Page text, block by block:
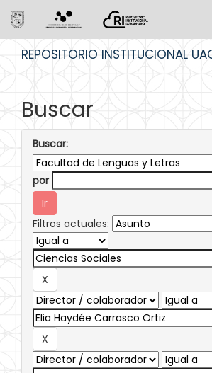
REPOSITORIO INSTITUCIONAL
Buscar
Buscar:
por
Filtros actuales: